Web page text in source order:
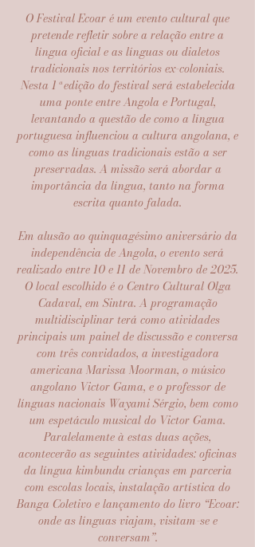
O Festival Ecoar é um evento cultural que
pretende refletir sobre a relação entre a
língua oficial e as línguas ou dialetos
tradicionais nos territórios ex-coloniais.
Nesta 1ª edição do festival será estabelecida
uma ponte entre Angola e Portugal,
levantando a questão de como a língua
portuguesa influenciou a cultura angolana, e
como as línguas tradicionais estão a ser
preservadas. A missão será abordar a
importância da língua, tanto na forma
escrita quanto falada.
Em alusão ao quinquagésimo aniversário da
independência de Angola, o evento será
realizado entre 10 e 11 de Novembro de 2025.
O local escolhido é o Centro Cultural Olga
Cadaval, em Sintra. A programação
multidisciplinar terá como atividades
principais um painel de discussão e conversa
com três convidados, a investigadora
americana Marissa Moorman, o músico
angolano Victor Gama, e o professor de
línguas nacionais Wayami Sérgio, bem como
um espetáculo musical do Victor Gama.
Paralelamente à estas duas ações,
acontecerão as seguintes atividades: oficinas
da língua kimbundu crianças em parceria
com escolas locais, instalação artística do
Banga Coletivo e lançamento do livro “Ecoar:
onde as línguas viajam, visitam-se e
conversam”.